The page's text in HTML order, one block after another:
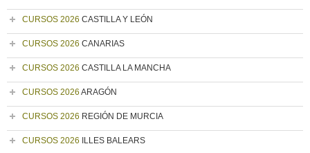
CURSOS 2026 CASTILLA Y LEÓN
CURSOS 2026 CANARIAS
CURSOS 2026 CASTILLA LA MANCHA
CURSOS 2026 ARAGÓN
CURSOS 2026 REGIÓN DE MURCIA
CURSOS 2026 ILLES BALEARS